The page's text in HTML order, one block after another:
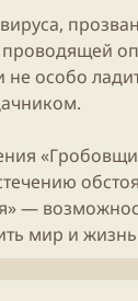
особо ладит,
—
мир и